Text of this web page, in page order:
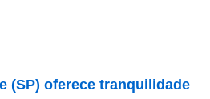
(SP) oferece tranquilidade